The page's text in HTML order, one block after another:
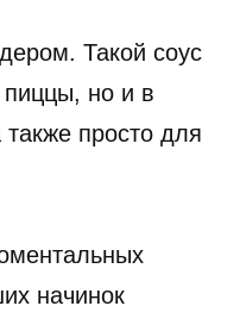
Такой соус
пиццы, но и в
просто для